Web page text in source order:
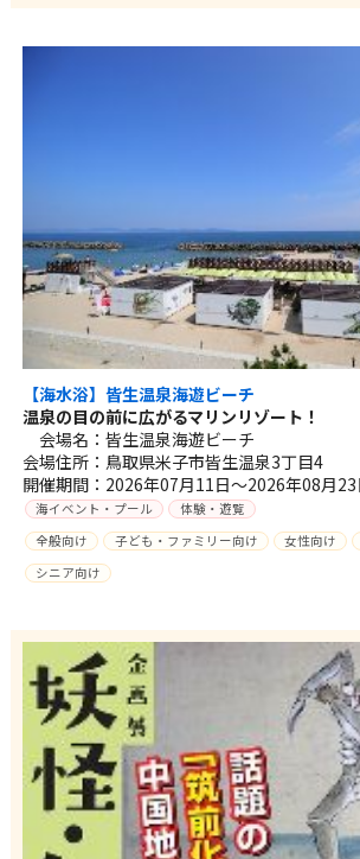
【海水浴】皆生温泉海遊ビーチ
温泉の目の前に広がるマリンリゾート！
会場名：皆生温泉海遊ビーチ
会場住所：鳥取県米子市皆生温泉3丁目4
開催期間：2026年07月11日～2026年08月23
海イベント・プール
体験・遊覧
全般向け
子ども・ファミリー向け 女性向け
シニア向け